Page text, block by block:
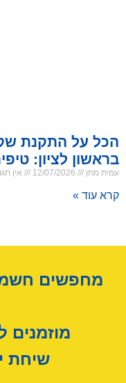
הכל על התקנת
בראשון לציון:
עמית מתן אין
קרא עוד »
מחפשים
מוזמנים
שיחת